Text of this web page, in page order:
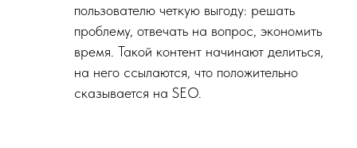
пользователю четкую выгоду: решать
проблему, отвечать на вопрос, экономить
время. Такой контент начинают делиться,
на него ссылаются, что положительно
сказывается на SEO.